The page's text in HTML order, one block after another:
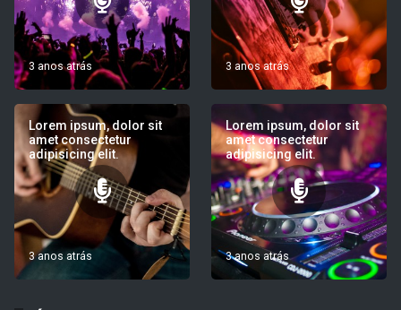
3 anos atrás 3 anos atrás
Lorem ipsum, dolor sit
amet consectetur
adipisicing elit.
3 anos atrás
Lorem ipsum, dolor sit
amet consectetur
adipisicing elit.
3 anos atrás